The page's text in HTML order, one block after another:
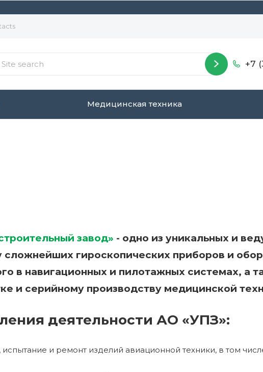
+7
Медицинская техника
завод» - одно из уникальных и
сложнейших гироскопических приборов и
в навигационных и пилотажных системах, а
и серийному производству медицинской
деятельности АО «УПЗ»:
испытание и ремонт изделий авиационной техники, в том